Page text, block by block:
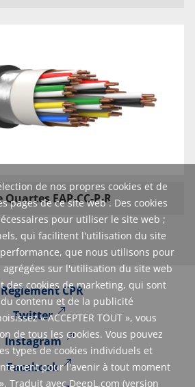
de nos propres cookies et de
pages de ce site web : Des cookies
pour utiliser le site web ;
qui facilitent l'utilisation du site
que nous utilisons pour
sur l'utilisation du site web
des cookies de marketing, qui sont
contenu et de la publicité
« ACCEPTER TOUT », vous
de tous les cookies. Vous pouvez
types de cookies individuels et
pour l'avenir à tout moment
». Traduit avec DeepL.com (version
Quartes EAP-CC-P-R
Règlement CPR
Twitter
Instagram
Facebook